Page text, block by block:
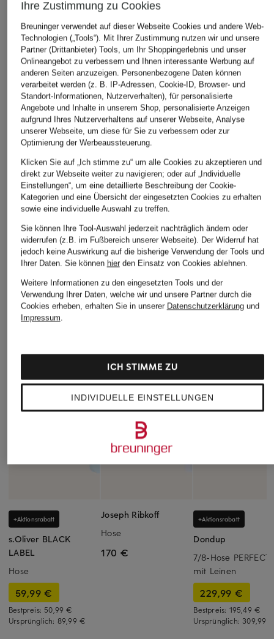
ÄHNLICHE ARTIKEL ENTDECKEN
+Aktionsrabatt
s.Oliver BLACK
LABEL
Hose
59,99 €
Bestpreis: 50,99 €
Ursprünglich: 89,99 €
Joseph Ribkoff
Hose
170 €
+Aktionsrabatt
Dondup
7/8-Hose PERFECT
mit Leinen
229,99 €
Bestpreis: 195,49 €
Ursprünglich:309,99
Ihre Zustimmung zu Cookies
Breuninger verwendet auf dieser Webseite Cookies und andere Web-
Technologien („Tools“). Mit Ihrer Zustimmung nutzen wir und unsere
Partner (Drittanbieter) Tools, um Ihr Shoppingerlebnis und unser
Onlineangebot zu verbessern und Ihnen interessante Werbung auf
anderen Seiten anzuzeigen. Personenbezogene Daten können
verarbeitet werden (z. B. IP-Adressen, Cookie-ID, Browser- und
Standort-Informationen, Nutzerverhalten), für personalisierte
Angebote und Inhalte in unserem Shop, personalisierte Anzeigen
aufgrund Ihres Nutzerverhaltens auf unserer Webseite, Analyse
unserer Webseite, um diese für Sie zu verbessern oder zur
Optimierung der Werbeaussteuerung.
Klicken Sie auf „Ich stimme zu“ um alle Cookies zu akzeptieren und
direkt zur Webseite weiter zu navigieren; oder auf „Individuelle
Einstellungen“, um eine detaillierte Beschreibung der Cookie-
Kategorien und eine Übersicht der eingesetzten Cookies zu erhalten
sowie eine individuelle Auswahl zu treffen.
Sie können Ihre Tool-Auswahl jederzeit nachträglich ändern oder
widerrufen (z.B. im Fußbereich unserer Webseite). Der Widerruf hat
jedoch keine Auswirkung auf die bisherige Verwendung der Tools und
Ihrer Daten. Sie können hierden Einsatz von Cookies ablehnen.
Weitere Informationen zu den eingesetzten Tools und der
Verwendung Ihrer Daten, welche wir und unsere Partner durch die
Cookies erheben, erhalten Sie in unserer Datenschutzerklärungund
Impressum.
INDIVIDUELLE EINSTELLUNGEN
ICH STIMME ZU